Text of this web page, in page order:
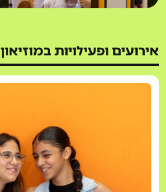
אירועים ופעילויות במוזיאון